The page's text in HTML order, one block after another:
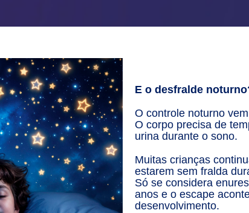
E o desfralde
O controle noturno
O corpo precisa de
urina durante o sono.
Muitas crianças
estarem sem fralda
Só se considera
anos e o escape
desenvolvimento.